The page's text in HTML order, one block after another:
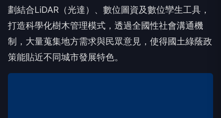
劃結合LiDAR（光達）、數位圖資及數位孿生工具，
打造科學化樹木管理模式，透過全國性社會溝通機
制，大量蒐集地方需求與民眾意見，使得國土綠蔭政
策能貼近不同城市發展特色。